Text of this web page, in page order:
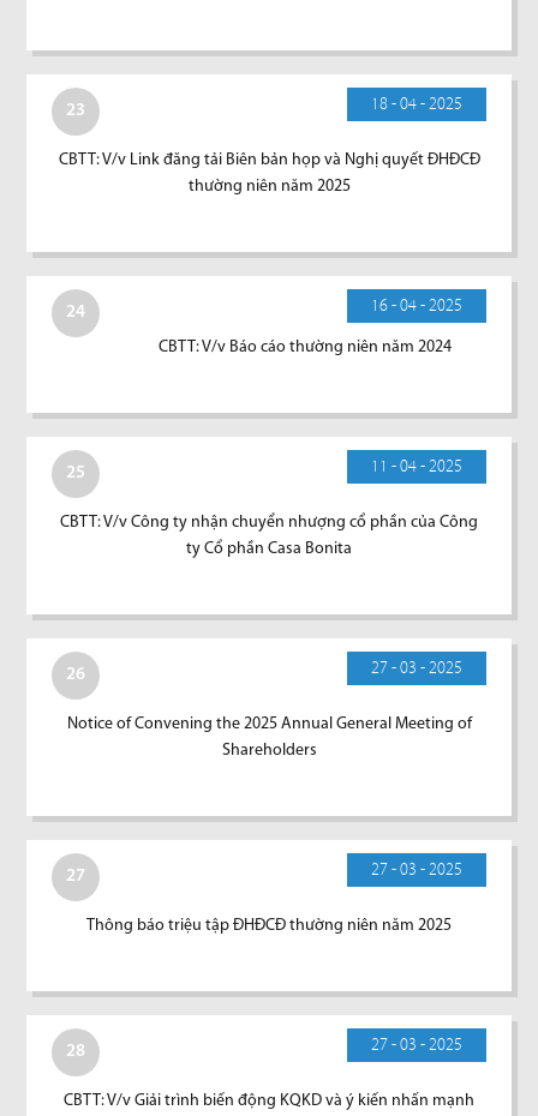
23 18 - 04 - 2025
CBTT: V/v Link đăng tải Biên bản họp và Nghị quyết ĐHĐCĐ
thường niên năm 2025
24 16 - 04 - 2025
CBTT: V/v Báo cáo thường niên năm 2024
25 11 - 04 - 2025
CBTT: V/v Công ty nhận chuyển nhượng cổ phần của Công
ty Cổ phần Casa Bonita
26 27 - 03 - 2025
Notice of Convening the 2025 Annual General Meeting of
Shareholders
27 27 - 03 - 2025
Thông báo triệu tập ĐHĐCĐ thường niên năm 2025
28 27 - 03 - 2025
CBTT: V/v Giải trình biến động KQKD và ý kiến nhấn mạnh